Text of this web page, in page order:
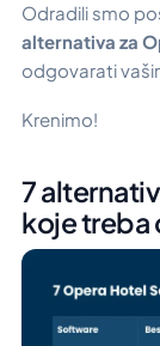
Odradili smo
alternativa za
odgovarati
Krenimo!
7
koje treba